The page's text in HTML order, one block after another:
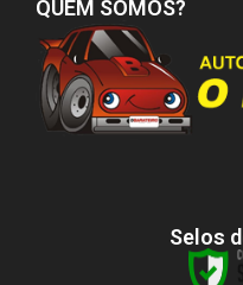
QUEM SOMOS?
Selos